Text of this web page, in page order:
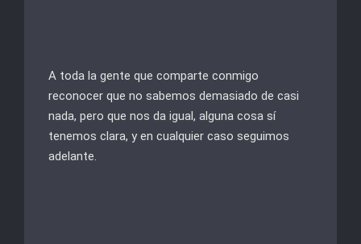
A toda la gente que comparte conmigo
reconocer que no sabemos demasiado de casi
nada, pero que nos da igual, alguna cosa sí
tenemos clara, y en cualquier caso seguimos
adelante.